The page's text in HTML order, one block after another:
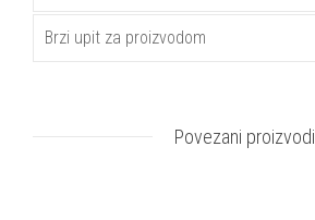
Brzi upit za proizvodom
Povezani proizvodi